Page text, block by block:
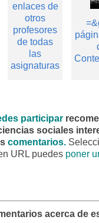
enlaces de
otros
profesores
de todas
las
asignaturas
participar
sociales
comentarios.
URL puedes poner
acerca de